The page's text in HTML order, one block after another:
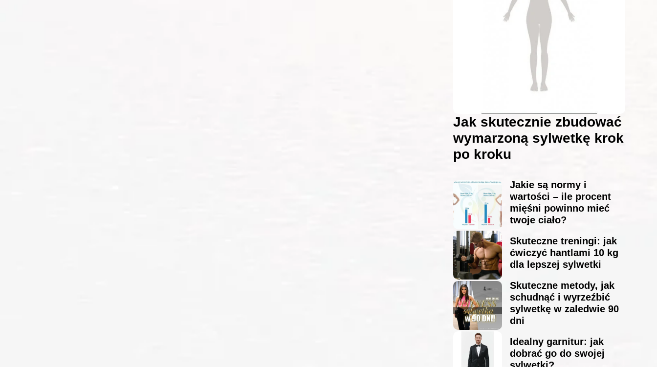
Jak skutecznie zbudować
wymarzoną sylwetkę krok
po kroku
Jakie są normy i
wartości – ile procent
mięśni powinno mieć
twoje ciało?
Skuteczne treningi: jak
ćwiczyć hantlami 10 kg
dla lepszej sylwetki
Skuteczne metody, jak
schudnąć i wyrzeźbić
sylwetkę w zaledwie 90
dni
Idealny garnitur: jak
dobrać go do swojej